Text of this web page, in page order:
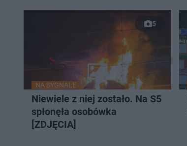
5
NA SYGNALE
Niewiele z niej zostało. Na S5
spłonęła osobówka
[ZDJĘCIA]